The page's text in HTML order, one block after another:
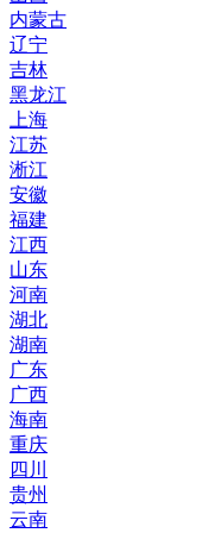
内蒙古
辽宁
吉林
黑龙江
上海
江苏
淅江
安徽
福建
江西
山东
河南
湖北
湖南
广东
广西
海南
重庆
四川
贵州
云南